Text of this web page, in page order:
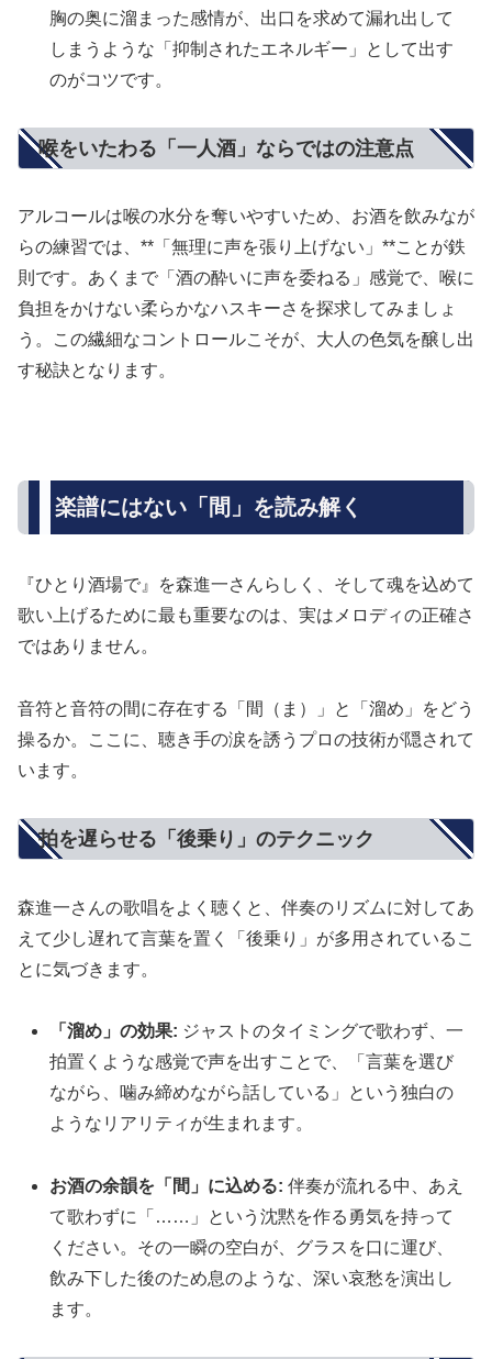
胸の奥に溜まった感情が、出口を求めて漏れ出して
しまうような「抑制されたエネルギー」として出す
のがコツです。
喉をいたわる「一人酒」ならではの注意点
アルコールは喉の水分を奪いやすいため、お酒を飲みなが
らの練習では、**「無理に声を張り上げない」**ことが鉄
則です。あくまで「酒の酔いに声を委ねる」感覚で、喉に
負担をかけない柔らかなハスキーさを探求してみましょ
う。この繊細なコントロールこそが、大人の色気を醸し出
す秘訣となります。
楽譜にはない「間」を読み解く
『ひとり酒場で』を森進一さんらしく、そして魂を込めて
歌い上げるために最も重要なのは、実はメロディの正確さ
ではありません。
音符と音符の間に存在する「間（ま）」と「溜め」をどう
操るか。ここに、聴き手の涙を誘うプロの技術が隠されて
います。
拍を遅らせる「後乗り」のテクニック
森進一さんの歌唱をよく聴くと、伴奏のリズムに対してあ
えて少し遅れて言葉を置く「後乗り」が多用されているこ
とに気づきます。
「溜め」の効果: ジャストのタイミングで歌わず、一
拍置くような感覚で声を出すことで、「言葉を選び
ながら、噛み締めながら話している」という独白の
ようなリアリティが生まれます。
お酒の余韻を「間」に込める: 伴奏が流れる中、あえ
て歌わずに「……」という沈黙を作る勇気を持って
ください。その一瞬の空白が、グラスを口に運び、
飲み下した後のため息のような、深い哀愁を演出し
ます。